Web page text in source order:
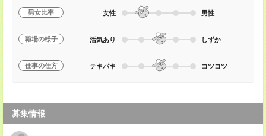
男女比率 女性 男性
職場の様子 活気あり しずか
仕事の仕方 テキパキ コツコツ
募集情報